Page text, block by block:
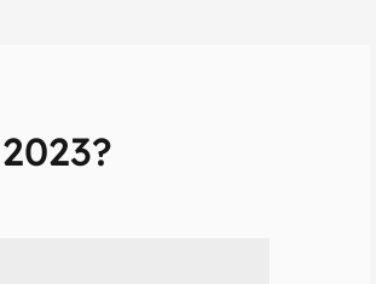
primeira